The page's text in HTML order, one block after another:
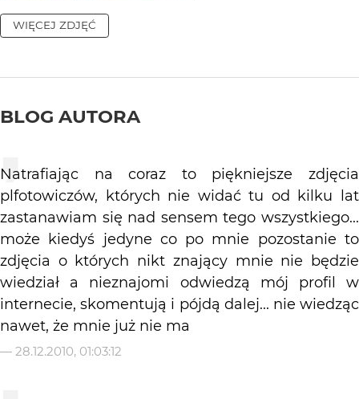
WIĘCEJ ZDJĘĆ
BLOG AUTORA
Natrafiając na coraz to piękniejsze zdjęcia
plfotowiczów, których nie widać tu od kilku lat
zastanawiam się nad sensem tego wszystkiego...
może kiedyś jedyne co po mnie pozostanie to
zdjęcia o których nikt znający mnie nie będzie
wiedział a nieznajomi odwiedzą mój profil w
internecie, skomentują i pójdą dalej... nie wiedząc
nawet, że mnie już nie ma
— 28.12.2010, 01:03:12